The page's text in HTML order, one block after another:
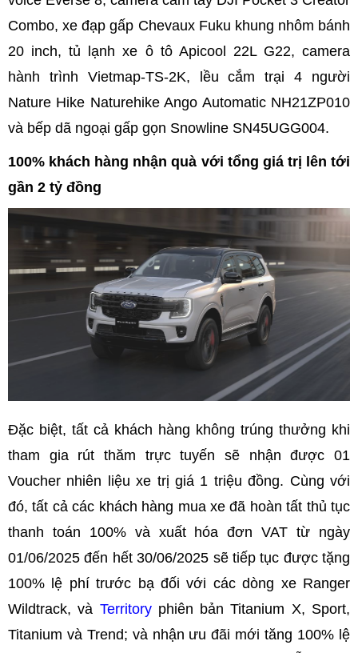
Combo, xe đạp gấp Chevaux Fuku khung nhôm bánh
20 inch, tủ lạnh xe ô tô Apicool 22L G22, camera
hành trình Vietmap-TS-2K, lều cắm trại 4 người
Nature Hike Naturehike Ango Automatic NH21ZP010
và bếp dã ngoại gấp gọn Snowline SN45UGG004.
100% khách hàng nhận quà với tổng giá trị lên tới
gần 2 tỷ đồng
Đặc biệt, tất cả khách hàng không trúng thưởng khi
tham gia rút thăm trực tuyến sẽ nhận được 01
Voucher nhiên liệu xe trị giá 1 triệu đồng. Cùng với
đó, tất cả các khách hàng mua xe đã hoàn tất thủ tục
thanh toán 100% và xuất hóa đơn VAT từ ngày
01/06/2025 đến hết 30/06/2025 sẽ tiếp tục được tặng
100% lệ phí trước bạ đối với các dòng xe Ranger
Wildtrack, và Territoryphiên bản Titanium X, Sport,
Titanium và Trend; và nhận ưu đãi mới tăng 100% lệ